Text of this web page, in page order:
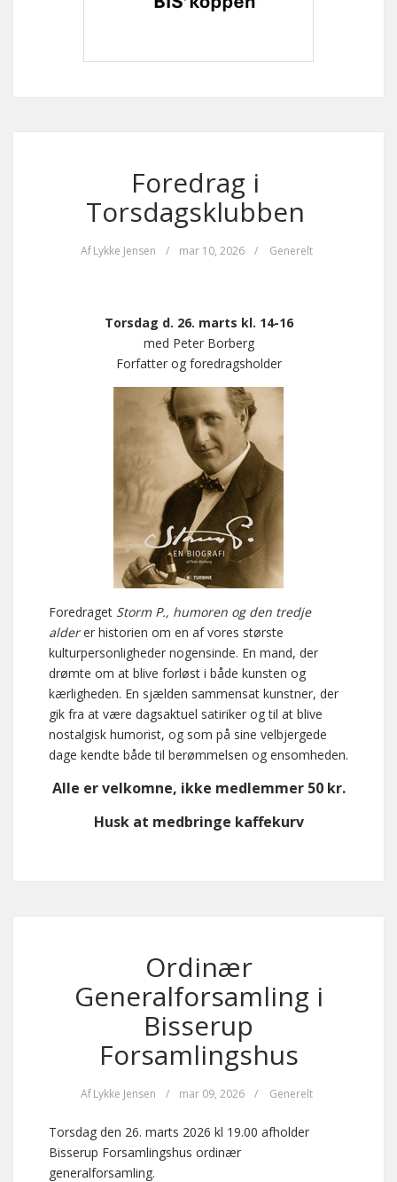
Foredrag i
Torsdagsklubben
Af Lykke Jensen / mar 10, 2026 / Generelt
Torsdag d. 26. marts kl. 14-16
med Peter Borberg
Forfatter og foredragsholder
Foredraget Storm P., humoren og den tredje
alderer historien om en af vores største
kulturpersonligheder nogensinde. En mand, der
drømte om at blive forløst i både kunsten og
kærligheden. En sjælden sammensat kunstner, der
gik fra at være dagsaktuel satiriker og til at blive
nostalgisk humorist, og som på sine velbjergede
dage kendte både til berømmelsen og ensomheden.
Alle er velkomne, ikke medlemmer 50 kr.
Husk at medbringe kaffekurv
Ordinær
Generalforsamling i
Bisserup
Forsamlingshus
Af Lykke Jensen / mar 09, 2026 / Generelt
Torsdag den 26. marts 2026 kl 19.00 afholder
Bisserup Forsamlingshus ordinær
generalforsamling.